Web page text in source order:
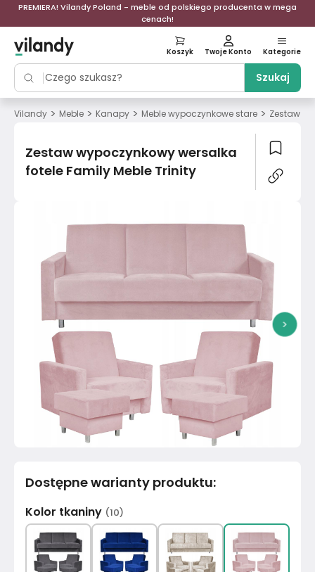
PREMIERA! Vilandy Poland - meble od polskiego producenta w mega
cenach!
Szukaj
Koszyk Twoje Konto Kategorie
Vilandy > Meble > Kanapy > Meble wypoczynkowe stare > Zestaw
Zestaw wypoczynkowy wersalka
fotele Family Meble Trinity
>
Dostępne warianty produktu:
Kolor tkaniny (10)